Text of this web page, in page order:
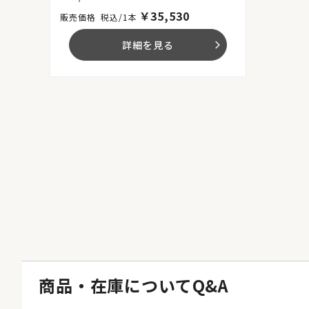
税込/1本 ￥35,530
詳細を見る arrow_forward_ios
商品・在庫についてQ&A